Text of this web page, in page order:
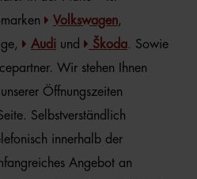
Volkswagen,
Audi und Škoda. Sowie
Wir stehen Ihnen
Öffnungszeiten
Selbstverständlich
innerhalb der
Angebot an